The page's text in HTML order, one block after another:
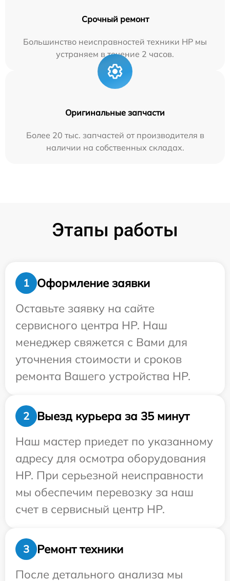
Срочный ремонт
Большинство неисправностей техники HP мы
устраняем в течение 2 часов.
Оригинальные запчасти
Более 20 тыс. запчастей от производителя в
наличии на собственных складах.
Этапы работы
1
Оформление заявки
Оставьте заявку на сайте
сервисного центра HP. Наш
менеджер свяжется с Вами для
уточнения стоимости и сроков
ремонта Вашего устройства HP.
2
Выезд курьера за 35 минут
Наш мастер приедет по указанному
адресу для осмотра оборудования
HP. При серьезной неисправности
мы обеспечим перевозку за наш
счет в сервисный центр HP.
3
Ремонт техники
После детального анализа мы